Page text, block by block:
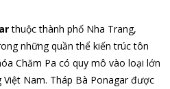
thuộc thành phố Nha Trang,
những quần thể kiến trúc tôn
Chăm Pa có quy mô vào loại lớn
Nam. Tháp Bà Ponagar được